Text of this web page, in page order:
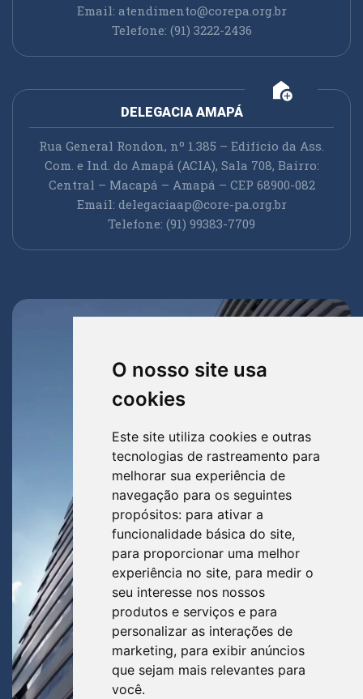
O nosso site usa
cookies
Este site utiliza cookies e outras
tecnologias de rastreamento para
melhorar sua experiência de
navegação para os seguintes
propósitos: para ativar a
funcionalidade básica do site,
para proporcionar uma melhor
experiência no site, para medir o
seu interesse nos nossos
produtos e serviços e para
personalizar as interações de
marketing, para exibir anúncios
que sejam mais relevantes para
você.
Email: atendimento@corepa.org.br
Telefone: (91) 3222-2436
add_home
DELEGACIA AMAPÁ
Rua General Rondon, nº 1.385 – Edifício da Ass.
Com. e Ind. do Amapá (ACIA), Sala 708, Bairro:
Central – Macapá – Amapá – CEP 68900-082
Email: delegaciaap@core-pa.org.br
Telefone: (91) 99383-7709